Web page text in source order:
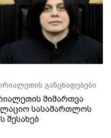
განცხადებები
მიმართვა
სასამართლოს
შესახებ